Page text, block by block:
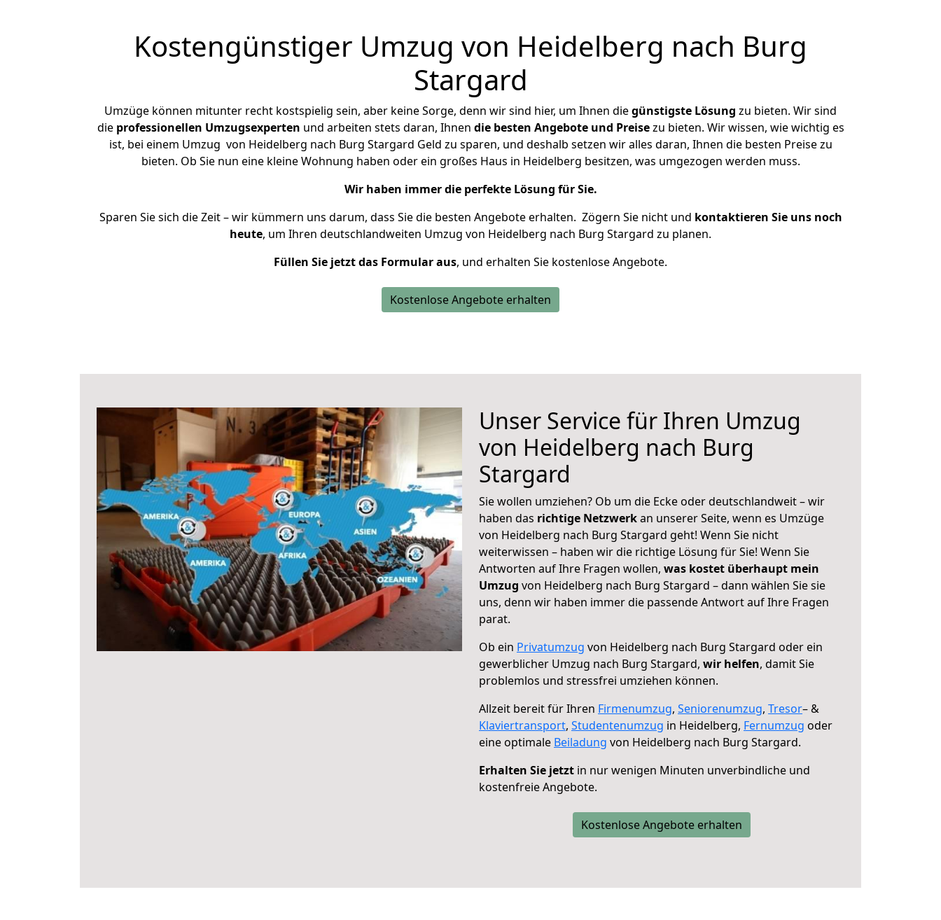
Kostengünstiger Umzug von Heidelberg nach Burg
Stargard
Umzüge können mitunter recht kostspielig sein, aber keine Sorge, denn wir sind hier, um Ihnen diegünstigste Lösung zu bieten. Wir sind
die professionellen Umzugsexperten und arbeiten stets daran, Ihnen die besten Angebote und Preisezu bieten. Wir wissen, wie wichtig es
ist, bei einem Umzug von Heidelberg nach Burg Stargard Geld zu sparen, und deshalb setzen wir alles daran, Ihnen die besten Preise zu
bieten. Ob Sie nun eine kleine Wohnung haben oder ein großes Haus in Heidelberg besitzen, was umgezogen werden muss.
Wir haben immer die perfekte Lösung für Sie.
Sparen Sie sich die Zeit – wir kümmern uns darum, dass Sie die besten Angebote erhalten. Zögern Sie nicht und kontaktieren Sie uns noch
heute, um Ihren deutschlandweiten Umzug von Heidelberg nach Burg Stargard zu planen.
Füllen Sie jetzt das Formular aus, und erhalten Sie kostenlose Angebote.
Kostenlose Angebote erhalten
Unser Service für Ihren Umzug
von Heidelberg nach Burg
Stargard
Sie wollen umziehen? Ob um die Ecke oder deutschlandweit – wir
haben das richtige Netzwerkan unserer Seite, wenn es Umzüge
von Heidelberg nach Burg Stargard geht! Wenn Sie nicht
weiterwissen – haben wir die richtige Lösung für Sie! Wenn Sie
Antworten auf Ihre Fragen wollen, was kostet überhaupt mein
Umzug von Heidelberg nach Burg Stargard – dann wählen Sie sie
uns, denn wir haben immer die passende Antwort auf Ihre Fragen
parat.
Ob ein Privatumzug von Heidelberg nach Burg Stargard oder ein
gewerblicher Umzug nach Burg Stargard, wir helfen, damit Sie
problemlos und stressfrei umziehen können.
Allzeit bereit für Ihren Firmenumzug, Seniorenumzug, Tresor– &
Klaviertransport, Studentenumzug in Heidelberg, Fernumzug oder
eine optimale Beiladung von Heidelberg nach Burg Stargard.
Erhalten Sie jetzt in nur wenigen Minuten unverbindliche und
kostenfreie Angebote.
Kostenlose Angebote erhalten